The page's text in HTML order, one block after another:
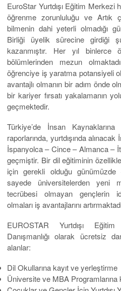
EuroStar Yurtdışı Eğitim Merkezi
öğrenme zorunluluğu ve Artık
bilmenin dahi yeterli olmadığı
Birliği üyelik sürecine girdiği
kazanmıştır. Her yıl binlerce
bölümlerinden mezun
öğrenciye iş yaratma potansiyeli
avantajlı olmanın bir adım önde
bir kariyer fırsatı yakalamanın
geçmektedir.
Türkiye’de İnsan
raporlarında, yurtdışında
İspanyolca – Cince – Almanca –
geçmiştir. Bir dil eğitiminin
için gerekli olduğu günümüzde
sayede üniversitelerden
tecrübesi olmayan gençlerin
olmaları iş avantajlarını
EUROSTAR Yurtdışı
Danışmanlığı olarak ücretsiz
alanlar:
Dil Okullarına kayıt ve yerleştirme
Üniversite ve MBA Programlarına